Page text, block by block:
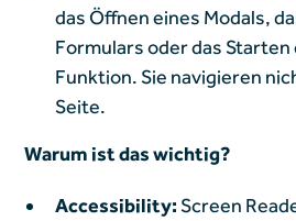
das Öffnen eines Modals,
Formulars oder das
Funktion. Sie navigieren
Seite.
Warum ist das wichtig?
Accessibility:Screen